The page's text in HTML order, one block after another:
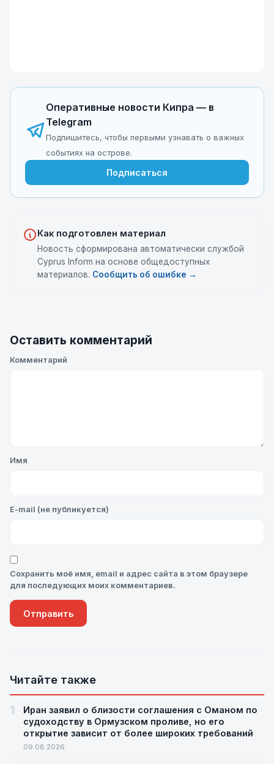
Оперативные новости Кипра — в
Telegram
Подпишитесь, чтобы первыми узнавать о важных
событиях на острове.
Подписаться
Как подготовлен материал
Новость сформирована автоматически службой
Cyprus Inform на основе общедоступных
материалов. Сообщить об ошибке →
Оставить комментарий
Комментарий
Имя
E-mail (не публикуется)
Сохранить моё имя, email и адрес сайта в этом браузере
для последующих моих комментариев.
Читайте также
1
Иран заявил о близости соглашения с Оманом по
судоходству в Ормузском проливе, но его
открытие зависит от более широких требований
09.08.2026